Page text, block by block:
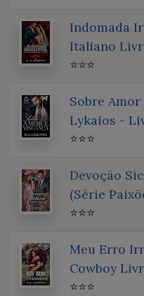
Indomada
Italiano
⭐⭐⭐
Sobre
Lykaios -
⭐⭐⭐
Devoção
(Série
⭐⭐⭐
Meu Erro
Cowboy
⭐⭐⭐